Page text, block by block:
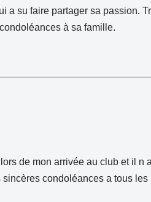
a su faire partager sa passion.
à sa famille.
de mon arrivée au club et il n
condoléances a tous